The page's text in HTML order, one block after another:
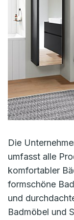
Die
umfasst alle
komfortabler
formschöne
und
Badmöbel und